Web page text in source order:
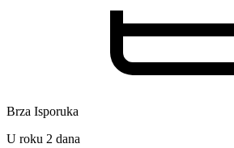
Brza Isporuka
U roku 2 dana